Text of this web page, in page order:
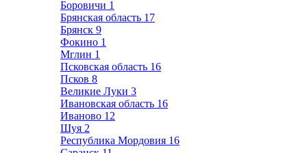
Боровичи 1
Брянская область 17
Брянск 9
Фокино 1
Мглин 1
Псковская область 16
Псков 8
Великие Луки 3
Ивановская область 16
Иваново 12
Шуя 2
Республика Мордовия 16